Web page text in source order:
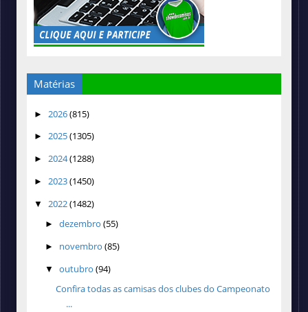
Matérias
► 2026(815)
► 2025(1305)
► 2024(1288)
► 2023(1450)
▼ 2022(1482)
► dezembro (55)
► novembro (85)
▼ outubro (94)
Confira todas as camisas dos clubes do Campeonato
...